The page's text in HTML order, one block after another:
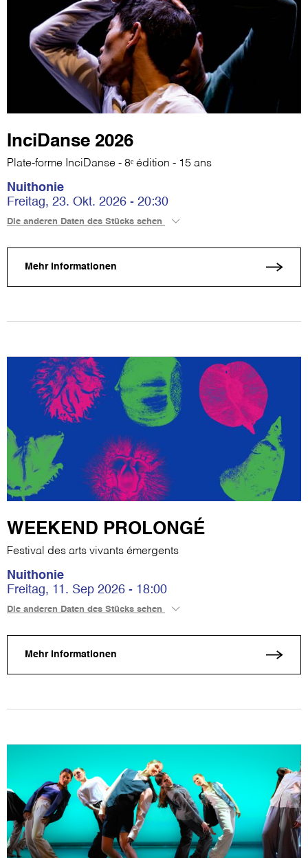
InciDanse 2026
Plate-forme InciDanse - 8ᵉ édition - 15 ans
Nuithonie
Freitag, 23. Okt. 2026 - 20:30
Die anderen Daten des Stücks sehen
Mehr Informationen
WEEKEND PROLONGÉ
Festival des arts vivants émergents
Nuithonie
Freitag, 11. Sep 2026 - 18:00
Die anderen Daten des Stücks sehen
Mehr Informationen